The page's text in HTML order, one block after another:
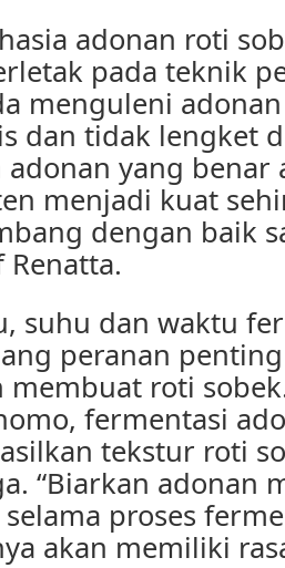
adonan roti
pada teknik
menguleni
dan tidak lengket
adonan yang
menjadi kuat
dengan baik
suhu dan waktu
peranan
membuat roti
fermentasi
tekstur roti
“Biarkan adonan
proses
akan memiliki